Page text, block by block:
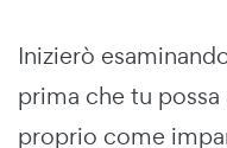
Inizierò
prima che tu
proprio come